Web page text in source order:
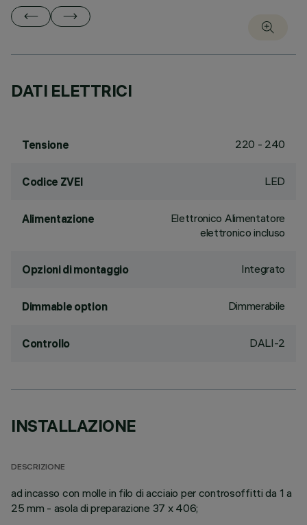
DATI ELETTRICI
Tensione 220 - 240
Codice ZVEI LED
Alimentazione
Elettronico Alimentatore
elettronico incluso
Opzioni di montaggio Integrato
Dimmable option Dimmerabile
Controllo DALI-2
INSTALLAZIONE
DESCRIZIONE
ad incasso con molle in filo di acciaio per controsoffitti da 1 a
25 mm - asola di preparazione 37 x 406;